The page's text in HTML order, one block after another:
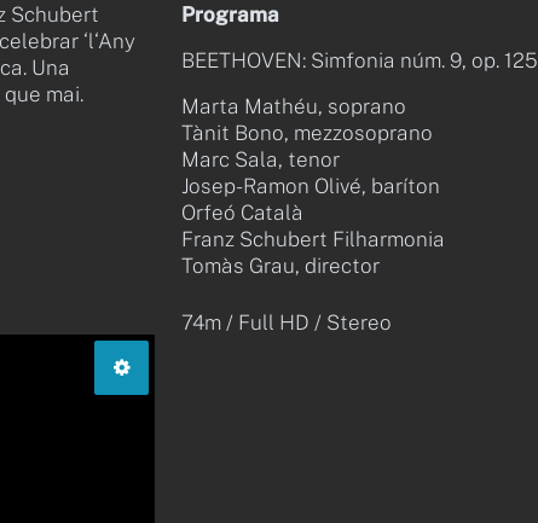
Schubert
‘l‘Any
Una
mai.
Programa
BEETHOVEN: Simfonia núm. 9, op. 125
Marta Mathéu, soprano
Tànit Bono, mezzosoprano
Marc Sala, tenor
Josep-Ramon Olivé, baríton
Orfeó Català
Franz Schubert Filharmonia
Tomàs Grau, director
74m / Full HD / Stereo